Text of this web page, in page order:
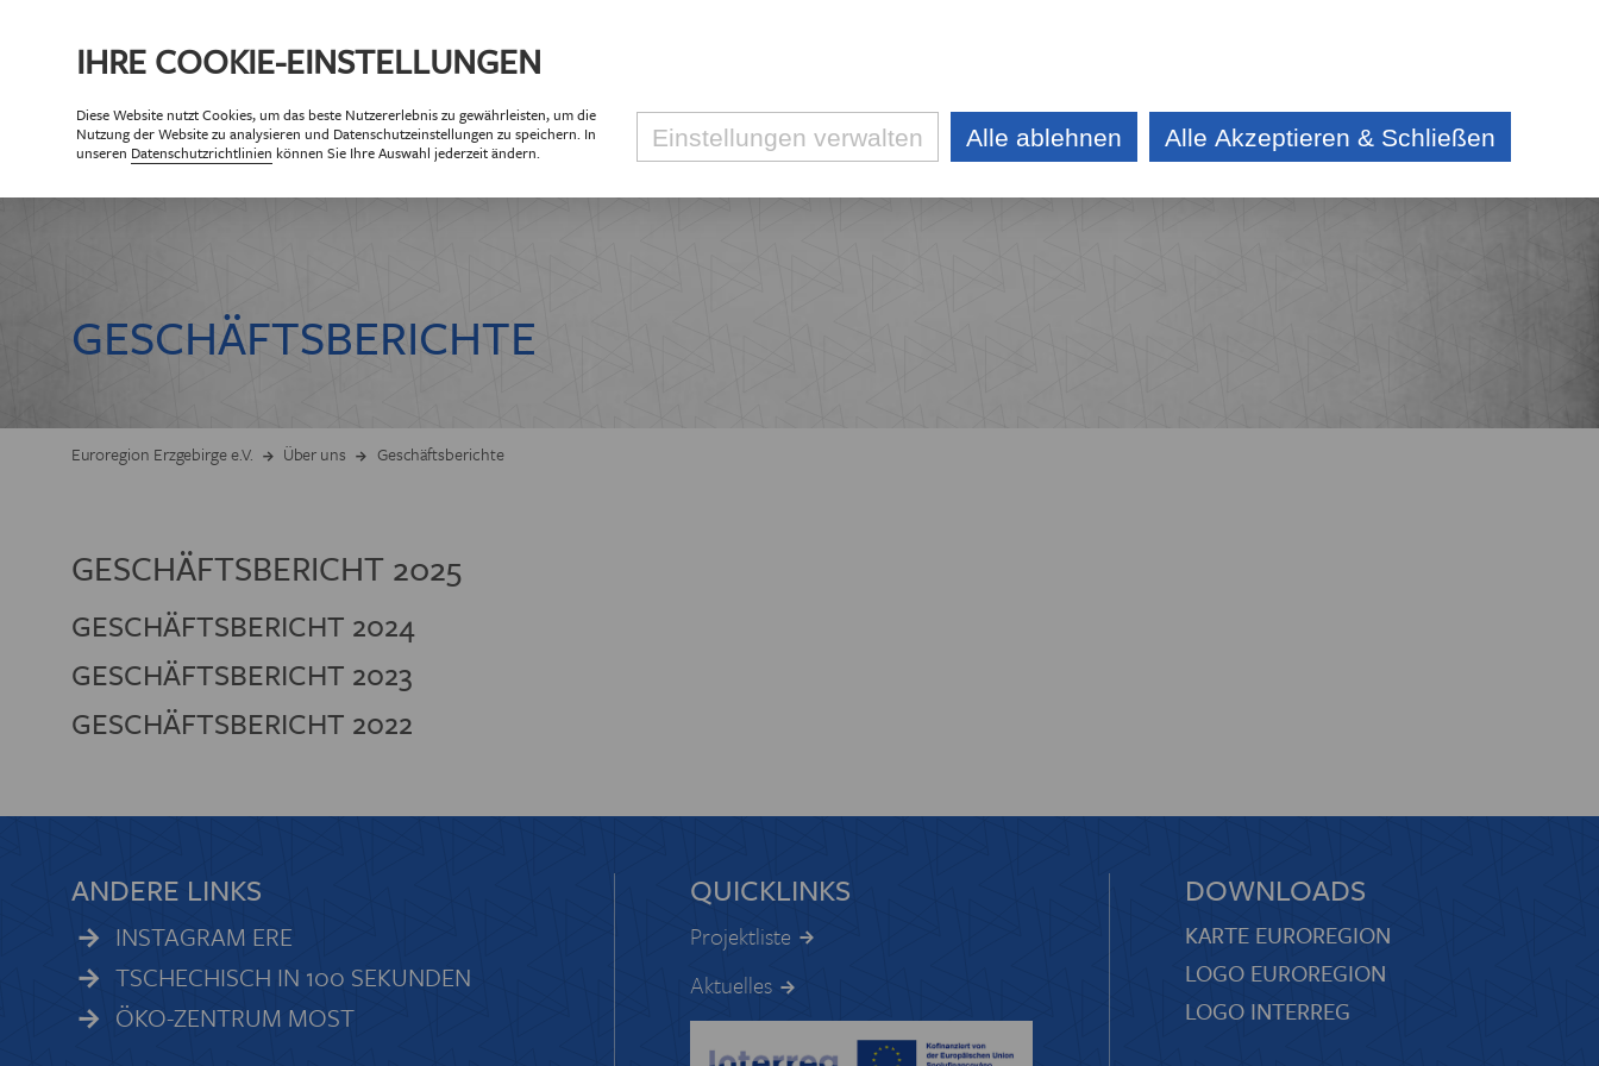
ÜBER UNS
PARTNER
Partner der Euroregion Erzgebirge
GESCHÄFTSBERICHTE
ORGANISATIONSSTRUKTUR
PREIS DER EUROREGION
KLEINPROJEKTEFONDS PROJEKTE
PROJEKTLISTE
AKTUELLES AUSSCHREIBUNG
GESCHÄFTSBERICHTE
Euroregion Erzgebirge e.V. Über uns Geschäftsberichte
GESCHÄFTSBERICHT 2025
GESCHÄFTSBERICHT 2024
GESCHÄFTSBERICHT 2023
GESCHÄFTSBERICHT 2022
ANDERE LINKS
INSTAGRAM ERE
TSCHECHISCH IN 100 SEKUNDEN
ÖKO-ZENTRUM MOST
QUICKLINKS
Projektliste
Aktuelles
DOWNLOADS
KARTE EUROREGION
LOGO EUROREGION
LOGO INTERREG
IHRE COOKIE-EINSTELLUNGEN
DieseWebsite nutzt Cookies, um das beste Nutzererlebnis zu gewährleisten, um die
Nutzung derWebsitezu analysieren und Datenschutzeinstellungen zu speichern. In
unseren Datenschutzrichtlinien können Sie Ihre Auswahl jederzeit ändern.
Einstellungen verwalten Alle ablehnen Alle Akzeptieren & Schließen